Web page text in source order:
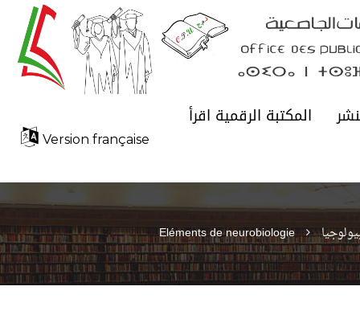
المكتبة الرقمية اقرأ
Version française
Eléments de neurobiologie